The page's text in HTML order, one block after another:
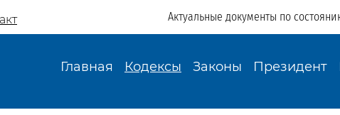
Актуальные документы по
Главная Кодексы Законы Президент